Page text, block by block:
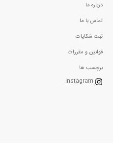
درباره ما
تماس با ما
ثبت شکایات
قوانین و مقررات
برچسب ها
Instagram